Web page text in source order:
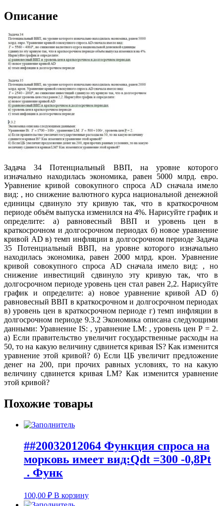
Описание
Задача 34 Потенциальный ВВП, на уровне которого
изначально находилась экономика, равен 5000 млрд. евро.
Уравнение кривой совокупного спроса AD сначала имело
вид: , но снижение валютного курса национальной денежной
единицы сдвинуло эту кривую так, что в краткосрочном
периоде объём выпуска изменился на 4%. Нарисуйте график и
определите: а) равновесный ВВП и уровень цен в
краткосрочном и долгосрочном периодах б) новое уравнение
кривой AD в) темп инфляции в долгосрочном периоде Задача
35 Потенциальный ВВП, на уровне которого изначально
находилась экономика, равен 2000 млрд. крон. Уравнение
кривой совокупного спроса AD сначала имело вид: , но
снижение инвестиций сдвинуло эту кривую так, что в
долгосрочном периоде уровень цен стал равен 2,2. Нарисуйте
график и определите: а) новое уравнение кривой AD б)
равновесный ВВП в краткосрочном и долгосрочном периодах
в) уровень цен в краткосрочном периоде г) темп инфляции в
долгосрочном периоде 9.3.2 Экономика описана следующими
данными: Уравнение IS: , уравнение LM: , уровень цен Р = 2.
а) Если правительство увеличит государственные расходы на
50, то на какую величину сдвинется кривая IS? Как изменится
уравнение этой кривой? б) Если ЦБ увеличит предложение
денег на 200, при прочих равных условиях, то на какую
величину сдвинется кривая LM? Как изменится уравнение
этой кривой?
Похожие товары
##20032012064 Функция спроса на
морковь имеет вид:Qdt =300 -0,8Pt
. Функ
100,00 ₽ В корзину